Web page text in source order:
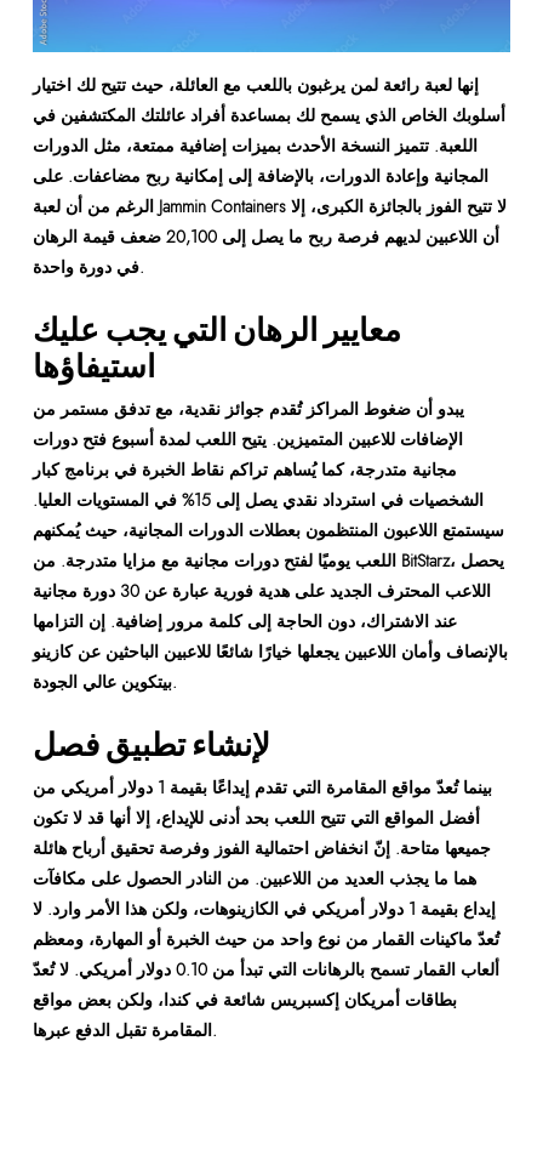
إنها لعبة رائعة لمن يرغبون باللعب مع العائلة، حيث تتيح لك اختيار
أسلوبك الخاص الذي يسمح لك بمساعدة أفراد عائلتك المكتشفين في
اللعبة. تتميز النسخة الأحدث بميزات إضافية ممتعة، مثل الدورات
المجانية وإعادة الدورات، بالإضافة إلى إمكانية ربح مضاعفات. على
الرغم من أن لعبة Jammin Containers لا تتيح الفوز بالجائزة الكبرى، إلا
أن اللاعبين لديهم فرصة ربح ما يصل إلى 20,100 ضعف قيمة الرهان
في دورة واحدة.
معايير الرهان التي يجب عليك
استيفاؤها
يبدو أن ضغوط المراكز تُقدم جوائز نقدية، مع تدفق مستمر من
الإضافات للاعبين المتميزين. يتيح اللعب لمدة أسبوع فتح دورات
مجانية متدرجة، كما يُساهم تراكم نقاط الخبرة في برنامج كبار
الشخصيات في استرداد نقدي يصل إلى 15% في المستويات العليا.
سيستمتع اللاعبون المنتظمون بعطلات الدورات المجانية، حيث يُمكنهم
اللعب يوميًا لفتح دورات مجانية مع مزايا متدرجة. من BitStarz، يحصل
اللاعب المحترف الجديد على هدية فورية عبارة عن 30 دورة مجانية
عند الاشتراك، دون الحاجة إلى كلمة مرور إضافية. إن التزامها
بالإنصاف وأمان اللاعبين يجعلها خيارًا شائعًا للاعبين الباحثين عن كازينو
بيتكوين عالي الجودة.
لإنشاء تطبيق فصل
بينما تُعدّ مواقع المقامرة التي تقدم إيداعًا بقيمة 1 دولار أمريكي من
أفضل المواقع التي تتيح اللعب بحد أدنى للإيداع، إلا أنها قد لا تكون
جميعها متاحة. إنّ انخفاض احتمالية الفوز وفرصة تحقيق أرباح هائلة
هما ما يجذب العديد من اللاعبين. من النادر الحصول على مكافآت
إيداع بقيمة 1 دولار أمريكي في الكازينوهات، ولكن هذا الأمر وارد. لا
تُعدّ ماكينات القمار من نوع واحد من حيث الخبرة أو المهارة، ومعظم
ألعاب القمار تسمح بالرهانات التي تبدأ من 0.10 دولار أمريكي. لا تُعدّ
بطاقات أمريكان إكسبريس شائعة في كندا، ولكن بعض مواقع
المقامرة تقبل الدفع عبرها.